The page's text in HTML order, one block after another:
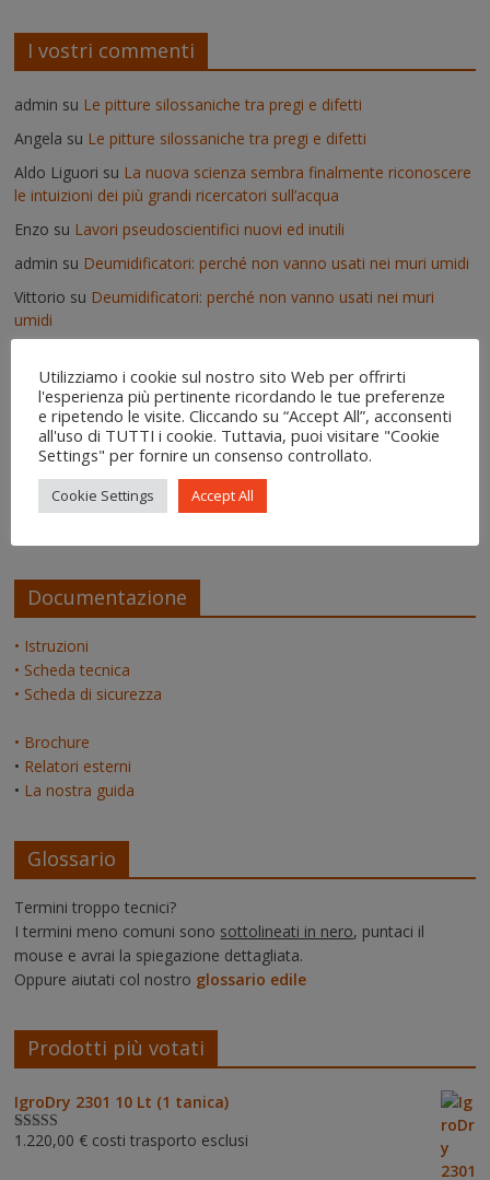
I vostri commenti
admin su Le pitture silossaniche tra pregi e difetti
Angela su Le pitture silossaniche tra pregi e difetti
Aldo Liguori su La nuova scienza sembra finalmente riconoscere
le intuizioni dei più grandi ricercatori sull’acqua
Enzo su Lavori pseudoscientifici nuovi ed inutili
admin su Deumidificatori: perché non vanno usati nei muri umidi
Vittorio su Deumidificatori: perché non vanno usati nei muri
umidi
Come si usa IgroDry
adminsuPitture termiche: pro e contro su alcuni prodotti in
commercio
EricasuPitture termiche: pro e contro su alcuni prodotti in
commercio
Documentazione
• Istruzioni
• Scheda tecnica
• Scheda di sicurezza
• Brochure
• Relatori esterni
• La nostra guida
Glossario
Termini troppo tecnici?
I termini meno comuni sono sottolineati in nero, puntaci il
mouse e avrai la spiegazione dettagliata.
Oppure aiutati col nostro glossario edile
Prodotti più votati
IgroDry 2301 10 Lt (1 tanica)
Valutato5.00
1.220,00 € costi trasporto esclusi
Utilizziamo i cookie sul nostro sito Web per offrirti
l'esperienza più pertinente ricordando le tue preferenze
e ripetendo le visite. Cliccando su “Accept All”, acconsenti
all'uso di TUTTI i cookie. Tuttavia, puoi visitare "Cookie
Settings" per fornire un consenso controllato.
Cookie Settings Accept All